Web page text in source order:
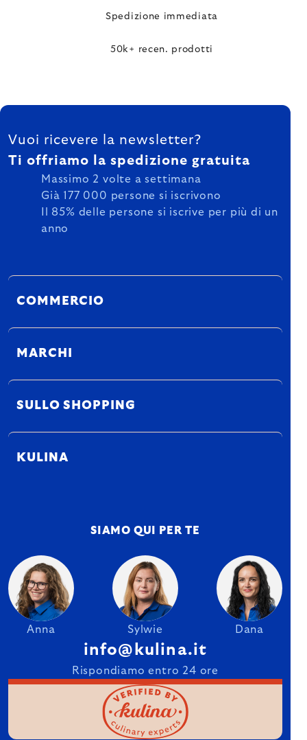
Spedizione immediata
50k+ recen. prodotti
FOOTER
Vuoi ricevere la newsletter?
Ti offriamo la spedizione gratuita
Massimo 2 volte a settimana
Già 177 000 persone si iscrivono
Il 85% delle persone si iscrive per più di un
anno
COMMERCIO
MARCHI
SULLO SHOPPING
KULINA
SIAMO QUI PER TE
Anna Sylwie Dana
info@kulina.it
Rispondiamo entro 24 ore